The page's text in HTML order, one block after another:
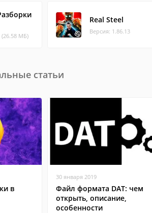
(26.58 МБ)
Real Steel
Версия: 1.86.13
статьи
в
30 января 2019
Файл формата DAT: чем
открыть, описание,
особенности